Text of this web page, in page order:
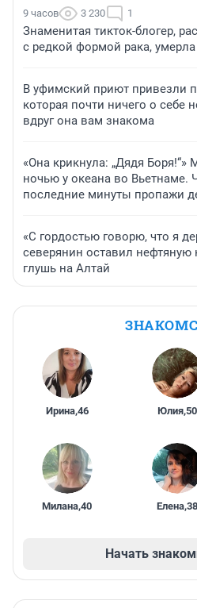
9 часов 3 230 1
Знаменитая тикток-блогер,
с редкой формой рака, умерла
В уфимский приют привезли
которая почти ничего о себе
вдруг она вам знакома
«Она крикнула: „Дядя Боря!“»
ночью у океана во Вьетнаме.
последние минуты пропажи
«С гордостью говорю, что я
северянин оставил
глушь на Алтай
Ирина,46 Юлия,50
Милана,40 Елена,38
Начать